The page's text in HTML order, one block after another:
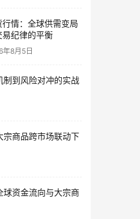
行情：全球供需变局
易纪律的平衡
年8月5日
制到风险对冲的实战
宗商品跨市场联动下
球资金流向与大宗商